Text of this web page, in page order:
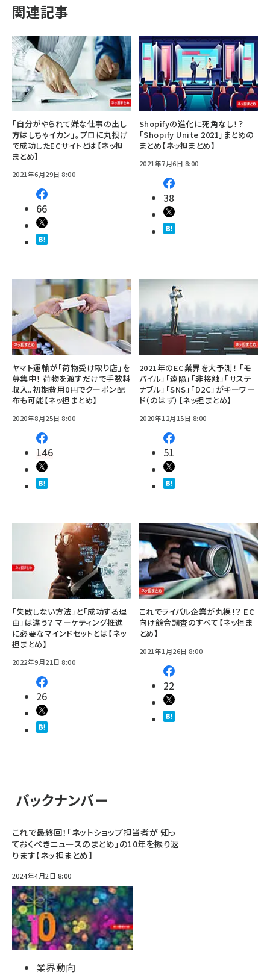
関連記事
「自分がやられて嫌な仕事の出し
方はしちゃイカン」。プロに丸投げ
で成功したECサイトとは【ネッ担
まとめ】
2021年6月29日 8:00
66
Shopifyの進化に死角なし！？
「Shopify Unite 2021」まとめの
まとめ【ネッ担まとめ】
2021年7月6日 8:00
38
ヤマト運輸が「荷物受け取り店」を
募集中！ 荷物を渡すだけで手数料
収入。初期費用0円でクーポン配
布も可能【ネッ担まとめ】
2020年8月25日 8:00
146
2021年のEC業界を大予測！ 「モ
バイル」「遠隔」「非接触」「サステ
ナブル」「SNS」「D2C」がキーワー
ド（のはず）【ネッ担まとめ】
2020年12月15日 8:00
51
「失敗しない方法」と「成功する理
由」は違う？ マーケティング推進
に必要なマインドセットとは【ネッ
担まとめ】
2022年9月21日 8:00
26
これでライバル企業が丸裸！？ EC
向け競合調査のすべて【ネッ担ま
とめ】
2021年1月26日 8:00
22
バックナンバー
これで最終回！「ネットショップ担当者が 知っ
ておくべきニュースのまとめ」の10年を振り返
ります【ネッ担まとめ】
2024年4月2日 8:00
業界動向